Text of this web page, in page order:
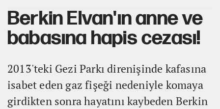
Berkin Elvan'ın anne ve
babasına hapis cezası!
2013'teki Gezi Parkı direnişinde kafasına
isabet eden gaz fişeği nedeniyle komaya
girdikten sonra hayatını kaybeden Berkin